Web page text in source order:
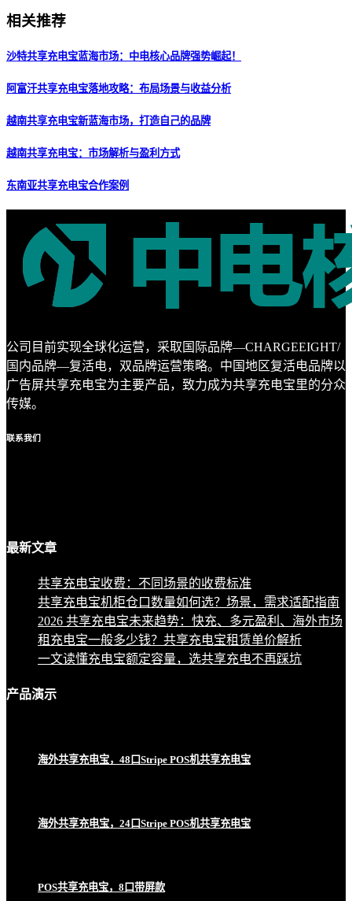
相关推荐
沙特共享充电宝蓝海市场：中电核心品牌强势崛起！
阿富汗共享充电宝落地攻略：布局场景与收益分析
越南共享充电宝新蓝海市场，打造自己的品牌
越南共享充电宝：市场解析与盈利方式
东南亚共享充电宝合作案例
公司目前实现全球化运营，采取国际品牌—CHARGEEIGHT/
国内品牌—复活电，双品牌运营策略。中国地区复活电品牌以
广告屏共享充电宝为主要产品，致力成为共享充电宝里的分众
传媒。
联系我们
最新文章
共享充电宝收费：不同场景的收费标准
共享充电宝机柜仓口数量如何选？场景，需求适配指南
2026 共享充电宝未来趋势：快充、多元盈利、海外市场
租充电宝一般多少钱？共享充电宝租赁单价解析
一文读懂充电宝额定容量，选共享充电不再踩坑
产品演示
海外共享充电宝，48口Stripe POS机共享充电宝
海外共享充电宝，24口Stripe POS机共享充电宝
POS共享充电宝，8口带屏款